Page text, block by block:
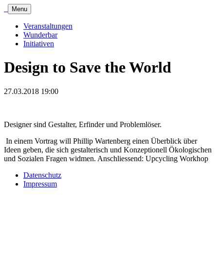
Menu
Veranstaltungen
Wunderbar
Initiativen
Design to Save the World
27.03.2018 19:00
Designer sind Gestalter, Erfinder und Problemlöser.
In einem Vortrag will Phillip Wartenberg einen Überblick über
Ideen geben, die sich gestalterisch und Konzeptionell Ökologischen
und Sozialen Fragen widmen. Anschliessend: Upcycling Workhop
Datenschutz
Impressum